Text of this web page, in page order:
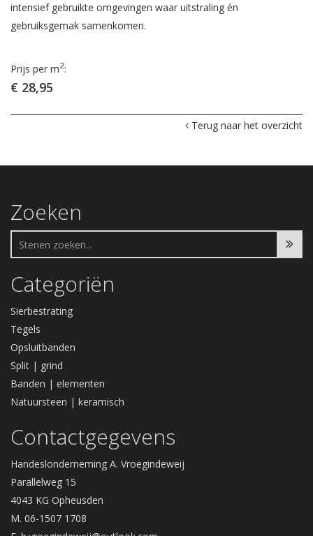
intensief gebruikte omgevingen waar uitstraling én
gebruiksgemak samenkomen.
Prijs per m2:
€ 28,95
Terug naar het overzicht
Zoeken
Categoriën
Sierbestrating
Tegels
Opsluitbanden
Split | grind
Banden | elementen
Natuursteen | keramisch
Contactgegevens
Handeslonderneming A. Vroegindeweij
Parallelweg 15
4043 KG Opheusden
M. 06-1507 1708